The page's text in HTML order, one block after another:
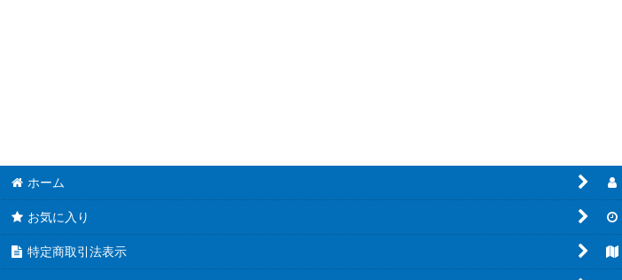
まちカドまぞく
五等分の花嫁
ホーム
お気に入り
特定商取引法表示